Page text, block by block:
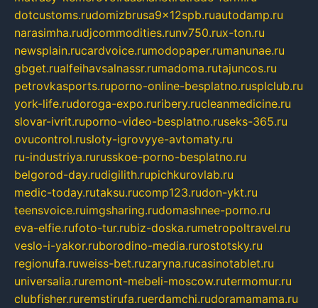
dotcustoms.rudomizbrusa9x12spb.ruautodamp.ru
narasimha.rudjcommodities.runv750.rux-ton.ru
newsplain.rucardvoice.rumodopaper.rumanunae.ru
gbget.rualfeihavsalnassr.rumadoma.rutajuncos.ru
petrovkasports.ruporno-online-besplatno.rusplclub.ru
york-life.rudoroga-expo.ruribery.rucleanmedicine.ru
slovar-ivrit.ruporno-video-besplatno.ruseks-365.ru
ovucontrol.rusloty-igrovyye-avtomaty.ru
ru-industriya.rurusskoe-porno-besplatno.ru
belgorod-day.rudigilith.rupichkurovlab.ru
medic-today.rutaksu.rucomp123.rudon-ykt.ru
teensvoice.ruimgsharing.rudomashnee-porno.ru
eva-elfie.rufoto-tur.rubiz-doska.rumetropoltravel.ru
veslo-i-yakor.ruborodino-media.rurostotsky.ru
regionufa.ruweiss-bet.ruzaryna.rucasinotablet.ru
universalia.ruremont-mebeli-moscow.rutermomur.ru
clubfisher.ruremstirufa.ruerdamchi.rudoramamama.ru